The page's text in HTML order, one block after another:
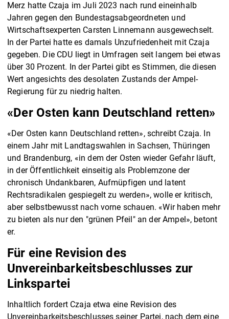
Merz hatte Czaja im Juli 2023 nach rund eineinhalb
Jahren gegen den Bundestagsabgeordneten und
Wirtschaftsexperten Carsten Linnemann ausgewechselt.
In der Partei hatte es damals Unzufriedenheit mit Czaja
gegeben. Die CDU liegt in Umfragen seit langem bei etwas
über 30 Prozent. In der Partei gibt es Stimmen, die diesen
Wert angesichts des desolaten Zustands der Ampel-
Regierung für zu niedrig halten.
«Der Osten kann Deutschland retten»
«Der Osten kann Deutschland retten», schreibt Czaja. In
einem Jahr mit Landtagswahlen in Sachsen, Thüringen
und Brandenburg, «in dem der Osten wieder Gefahr läuft,
in der Öffentlichkeit einseitig als Problemzone der
chronisch Undankbaren, Aufmüpfigen und latent
Rechtsradikalen gespiegelt zu werden», wolle er kritisch,
aber selbstbewusst nach vorne schauen. «Wir haben mehr
zu bieten als nur den "grünen Pfeil" an der Ampel», betont
er.
Für eine Revision des
Unvereinbarkeitsbeschlusses zur
Linkspartei
Inhaltlich fordert Czaja etwa eine Revision des
Unvereinbarkeitsbeschlusses seiner Partei, nach dem eine